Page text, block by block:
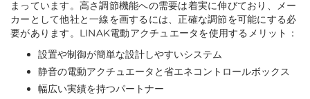
まっています。高さ調節機能への需要は着実に伸びており、メー
カーとして他社と一線を画するには、正確な調節を可能にする必
要があります。LINAK電動アクチュエータを使用するメリット：
設置や制御が簡単な設計しやすいシステム
静音の電動アクチュエータと省エネコントロールボックス
幅広い実績を持つパートナー